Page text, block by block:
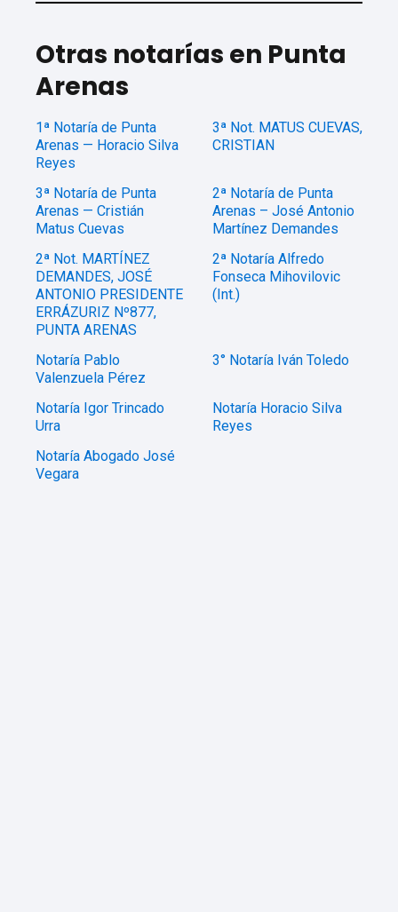
Otras notarías en Punta
Arenas
1ª Notaría de Punta
Arenas — Horacio Silva
Reyes
3ª Not. MATUS CUEVAS,
CRISTIAN
3ª Notaría de Punta
Arenas — Cristián
Matus Cuevas
2ª Notaría de Punta
Arenas – José Antonio
Martínez Demandes
2ª Not. MARTÍNEZ
DEMANDES, JOSÉ
ANTONIO PRESIDENTE
ERRÁZURIZ Nº877,
PUNTA ARENAS
2ª Notaría Alfredo
Fonseca Mihovilovic
(Int.)
Notaría Pablo
Valenzuela Pérez
3° Notaría Iván Toledo
Notaría Igor Trincado
Urra
Notaría Horacio Silva
Reyes
Notaría Abogado José
Vegara